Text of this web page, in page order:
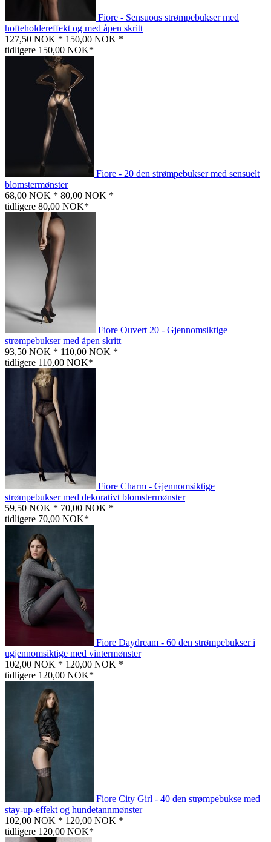
Fiore - Sensuous strømpebukser med
hofteholdereffekt og med åpen skritt
127,50 NOK * 150,00 NOK *
tidligere 150,00 NOK*
Fiore - 20 den strømpebukser med sensuelt
blomstermønster
68,00 NOK * 80,00 NOK *
tidligere 80,00 NOK*
Fiore Ouvert 20 - Gjennomsiktige
strømpebukser med åpen skritt
93,50 NOK * 110,00 NOK *
tidligere 110,00 NOK*
Fiore Charm - Gjennomsiktige
strømpebukser med dekorativt blomstermønster
59,50 NOK * 70,00 NOK *
tidligere 70,00 NOK*
Fiore Daydream - 60 den strømpebukser i
ugjennomsiktige med vintermønster
102,00 NOK * 120,00 NOK *
tidligere 120,00 NOK*
Fiore City Girl - 40 den strømpebukse med
stay-up-effekt og hundetannmønster
102,00 NOK * 120,00 NOK *
tidligere 120,00 NOK*